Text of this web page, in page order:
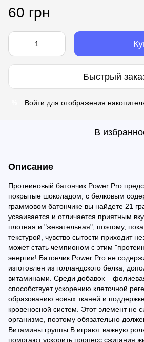
60 грн
Быстрый
Войти для отображения
В
Описание
Протеиновый батончик Power Pro
покрытые шоколадом, с белковым
граммовом батончике вы найдете 21
усваивается и отличается приятным
плотная и "жевательная", поэтому,
текстурой, чувство сытости приходит
может стать чемпионом с этим
энергии! Батончик Power Pro не
изготовлен из голландского белка,
витаминами. Среди добавок –
способствует ускорению клеточной
образованию новых тканей и
кровеносной систем. Этот элемент не
организме, поэтому обязательно
Витамины группы В играют важную
помогают ускорить процесс сжигания